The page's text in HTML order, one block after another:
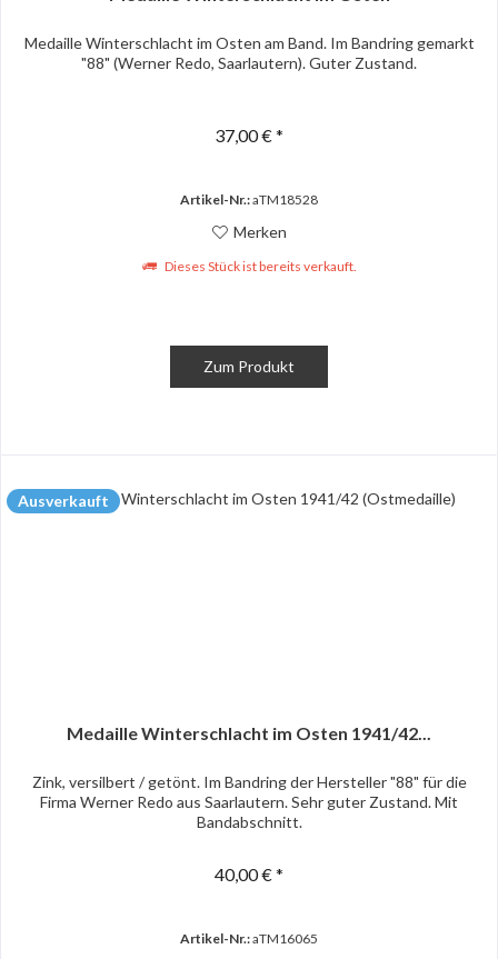
Medaille Winterschlacht im Osten am Band. Im Bandring gemarkt
"88" (Werner Redo, Saarlautern). Guter Zustand.
37,00 € *
Artikel-Nr.:aTM18528
Merken
Dieses Stück ist bereits verkauft.
Zum Produkt
Ausverkauft
Medaille Winterschlacht im Osten 1941/42...
Zink, versilbert / getönt. Im Bandring der Hersteller "88" für die
Firma Werner Redo aus Saarlautern. Sehr guter Zustand. Mit
Bandabschnitt.
40,00 € *
Artikel-Nr.:aTM16065